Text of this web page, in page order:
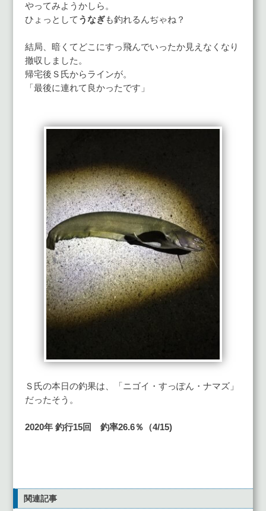
やってみようかしら。
ひょっとして うなぎも釣れるんぢゃね？
結局、暗くてどこにすっ飛んでいったか見えなくなり
撤収しました。
帰宅後Ｓ氏からラインが。
「最後に連れて良かったです」
Ｓ氏の本日の釣果は、「ニゴイ・すっぽん・ナマズ」
だったそう。
2020年 釣行15回 釣率26.6％（4/15)
関連記事